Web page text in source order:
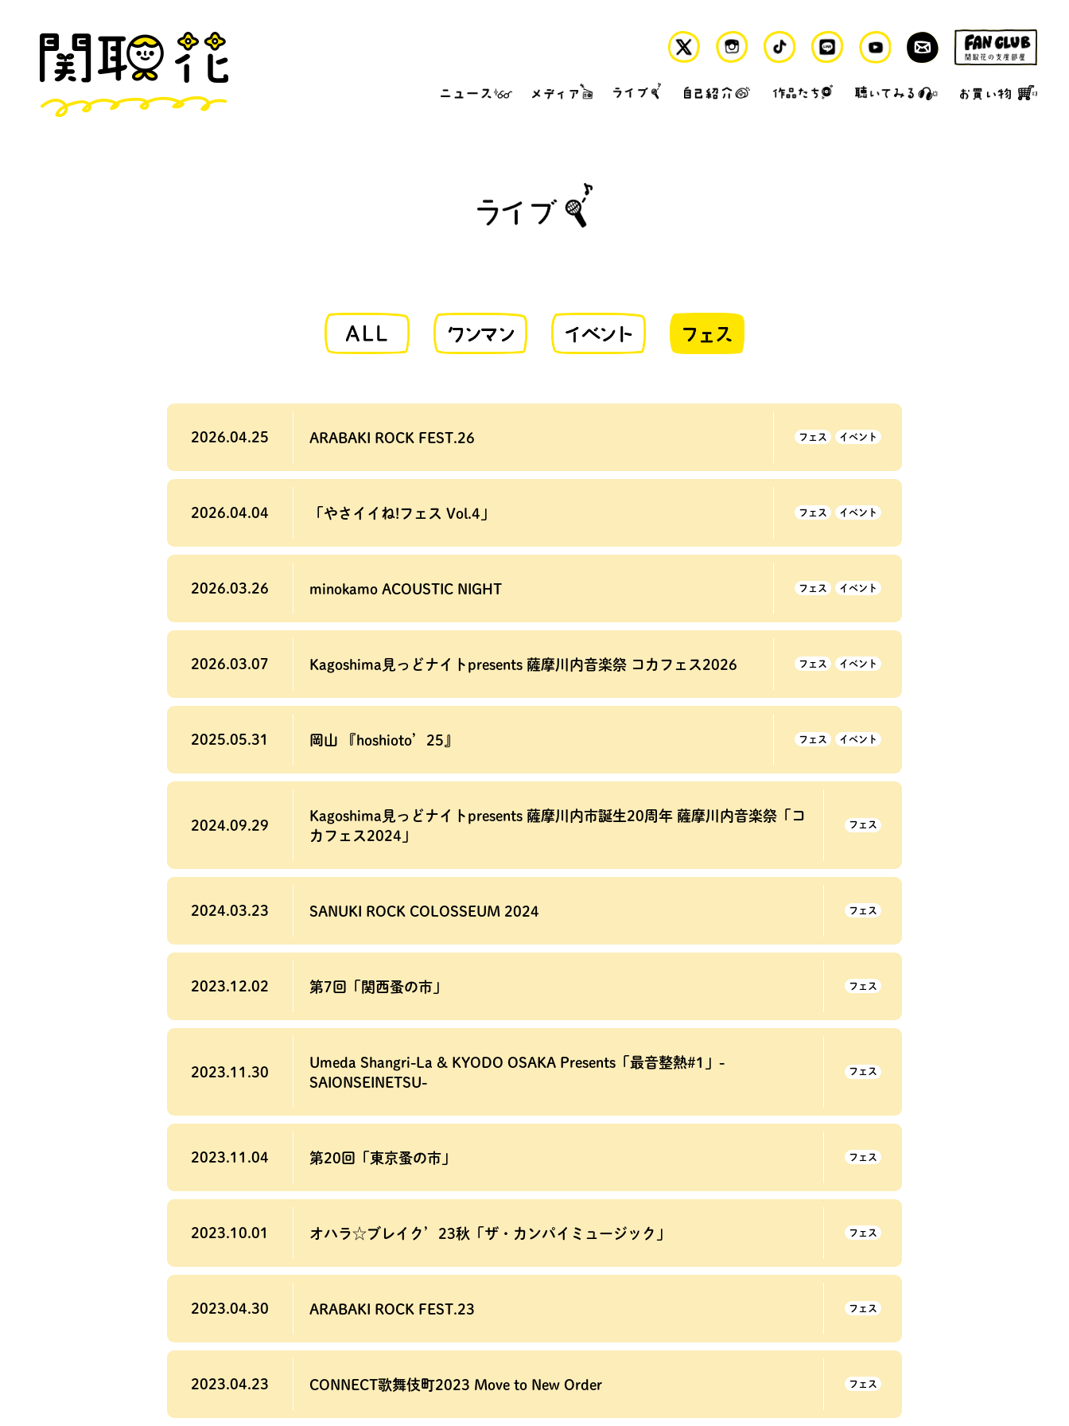
2026.04.25 ARABAKI ROCK FEST.26 フェス イベント
2026.04.04 「やさイイね!フェス Vol.4」 フェス イベント
2026.03.26 minokamo ACOUSTIC NIGHT フェス イベント
2026.03.07 Kagoshima見っどナイトpresents 薩摩川内音楽祭 コカフェス2026 フェス イベント
2025.05.31 岡山 『hoshioto’25』 フェス イベント
2024.09.29
Kagoshima見っどナイトpresents 薩摩川内市誕生20周年 薩摩川内音楽祭「コ
カフェス2024」
フェス
2024.03.23 SANUKI ROCK COLOSSEUM 2024 フェス
2023.12.02 第7回「関西蚤の市」 フェス
2023.11.30
Umeda Shangri-La & KYODO OSAKA Presents「最音整熱#1」-
SAIONSEINETSU-
フェス
2023.11.04 第20回「東京蚤の市」 フェス
2023.10.01 オハラ☆ブレイク’23秋「ザ・カンパイミュージック」 フェス
2023.04.30 ARABAKI ROCK FEST.23 フェス
2023.04.23 CONNECT歌舞伎町2023 Move to New Order フェス